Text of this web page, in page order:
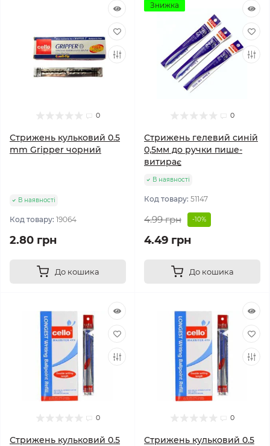
0
Стрижень кульковий 0.5
mm Gripper чорний
В наявності
Код товару: 19064
2.80 грн
До кошика
Знижка
0
Стрижень гелевий синій
0,5мм до ручки пише-
витирає
В наявності
Код товару: 51147
4.99 грн -10%
4.49 грн
До кошика
0
Стрижень кульковий 0.5
0
Стрижень кульковий 0.5